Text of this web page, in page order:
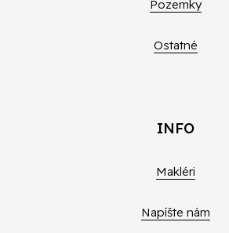
Pozemky
Ostatné
INFO
Makléri
Napíšte nám